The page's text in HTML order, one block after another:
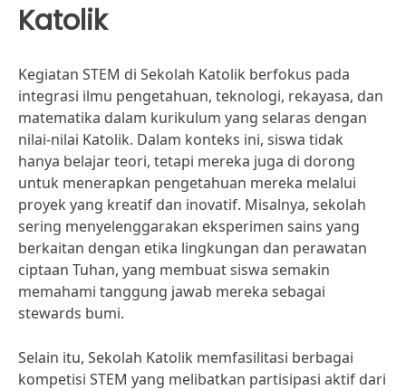
Katolik
Kegiatan STEM di Sekolah Katolik berfokus pada
integrasi ilmu pengetahuan, teknologi, rekayasa, dan
matematika dalam kurikulum yang selaras dengan
nilai-nilai Katolik. Dalam konteks ini, siswa tidak
hanya belajar teori, tetapi mereka juga di dorong
untuk menerapkan pengetahuan mereka melalui
proyek yang kreatif dan inovatif. Misalnya, sekolah
sering menyelenggarakan eksperimen sains yang
berkaitan dengan etika lingkungan dan perawatan
ciptaan Tuhan, yang membuat siswa semakin
memahami tanggung jawab mereka sebagai
stewards bumi.
Selain itu, Sekolah Katolik memfasilitasi berbagai
kompetisi STEM yang melibatkan partisipasi aktif dari